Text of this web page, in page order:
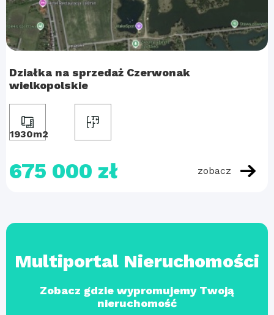
Działka na sprzedaż Czerwonak
wielkopolskie
1930m2
675 000 zł zobacz
Multiportal Nieruchomości
Zobacz gdzie wypromujemy Twoją
nieruchomość